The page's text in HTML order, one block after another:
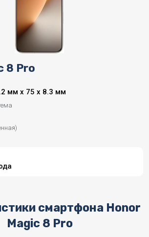
8 Pro
мм x 75 x 8.3 мм
смартфона Honor
Magic 8 Pro